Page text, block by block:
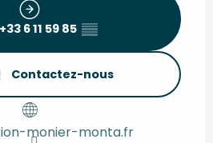
+33 6 11 59 85 ▒▒
Contactez-nous
monier-monta.fr